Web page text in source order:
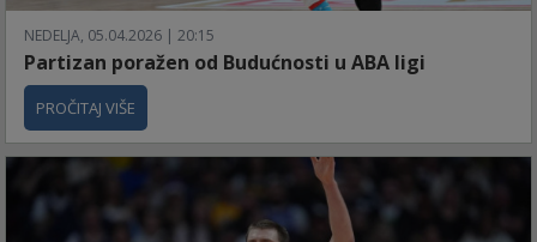
NEDELJA, 05.04.2026 | 20:15
Partizan poražen od Budućnosti u ABA ligi
PROČITAJ VIŠE